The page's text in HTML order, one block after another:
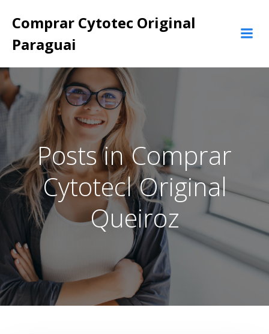
para
Comprar Cytotec Original
Paraguai
Posts in Comprar
Cytotecl Original
Queiroz